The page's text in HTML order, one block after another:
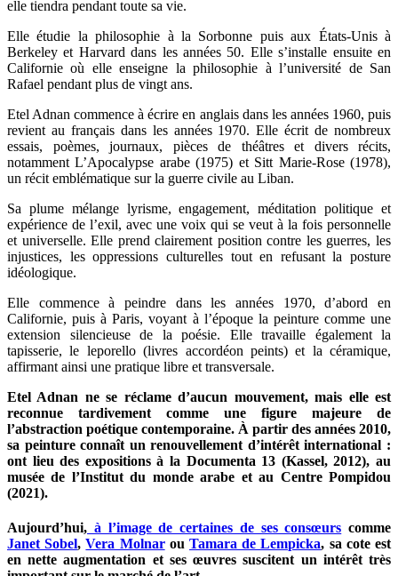
elle tiendra pendant toute sa vie.
Elle étudie la philosophie à la Sorbonne puis aux États-Unis à
Berkeley et Harvard dans les années 50. Elle s’installe ensuite en
Californie où elle enseigne la philosophie à l’université de San
Rafael pendant plus de vingt ans.
Etel Adnan commence à écrire en anglais dans les années 1960, puis
revient au français dans les années 1970. Elle écrit de nombreux
essais, poèmes, journaux, pièces de théâtres et divers récits,
notamment L’Apocalypse arabe (1975) et Sitt Marie-Rose (1978),
un récit emblématique sur la guerre civile au Liban.
Sa plume mélange lyrisme, engagement, méditation politique et
expérience de l’exil, avec une voix qui se veut à la fois personnelle
et universelle. Elle prend clairement position contre les guerres, les
injustices, les oppressions culturelles tout en refusant la posture
idéologique.
Elle commence à peindre dans les années 1970, d’abord en
Californie, puis à Paris, voyant à l’époque la peinture comme une
extension silencieuse de la poésie. Elle travaille également la
tapisserie, le leporello (livres accordéon peints) et la céramique,
affirmant ainsi une pratique libre et transversale.
Etel Adnan ne se réclame d’aucun mouvement, mais elle est
reconnue tardivement comme une figure majeure de
l’abstraction poétique contemporaine. À partir des années 2010,
sa peinture connaît un renouvellement d’intérêt international :
ont lieu des expositions à la Documenta 13 (Kassel, 2012), au
musée de l’Institut du monde arabe et au Centre Pompidou
(2021).
Aujourd’hui, à l’image de certaines de ses consœurs comme
Janet Sobel,Vera MolnarouTamara de Lempicka, sa cote est
en nette augmentation et ses œuvres suscitent un intérêt très